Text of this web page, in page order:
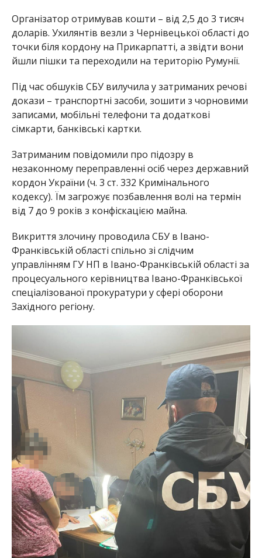
Організатор отримував кошти – від 2,5 до 3 тисяч
доларів. Ухилянтів везли з Чернівецької області до
точки біля кордону на Прикарпатті, а звідти вони
йшли пішки та переходили на територію Румунії.
Під час обшуків СБУ вилучила у затриманих речові
докази – транспортні засоби, зошити з чорновими
записами, мобільні телефони та додаткові
сімкарти, банківські картки.
Затриманим повідомили про підозру в
незаконному переправленні осіб через державний
кордон України (ч. 3 ст. 332 Кримінального
кодексу). Їм загрожує позбавлення волі на термін
від 7 до 9 років з конфіскацією майна.
Викриття злочину проводила СБУ в Івано-
Франківській області спільно зі слідчим
управлінням ГУ НП в Івано-Франківській області за
процесуального керівництва Івано-Франківської
спеціалізованої прокуратури у сфері оборони
Західного регіону.